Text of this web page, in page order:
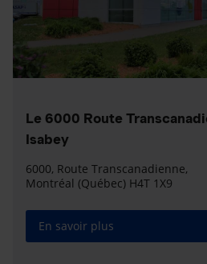
Le 6000 Route
Isabey
6000, Route Transcanadienne,
Montréal (Québec) H4T 1X9
En savoir plus